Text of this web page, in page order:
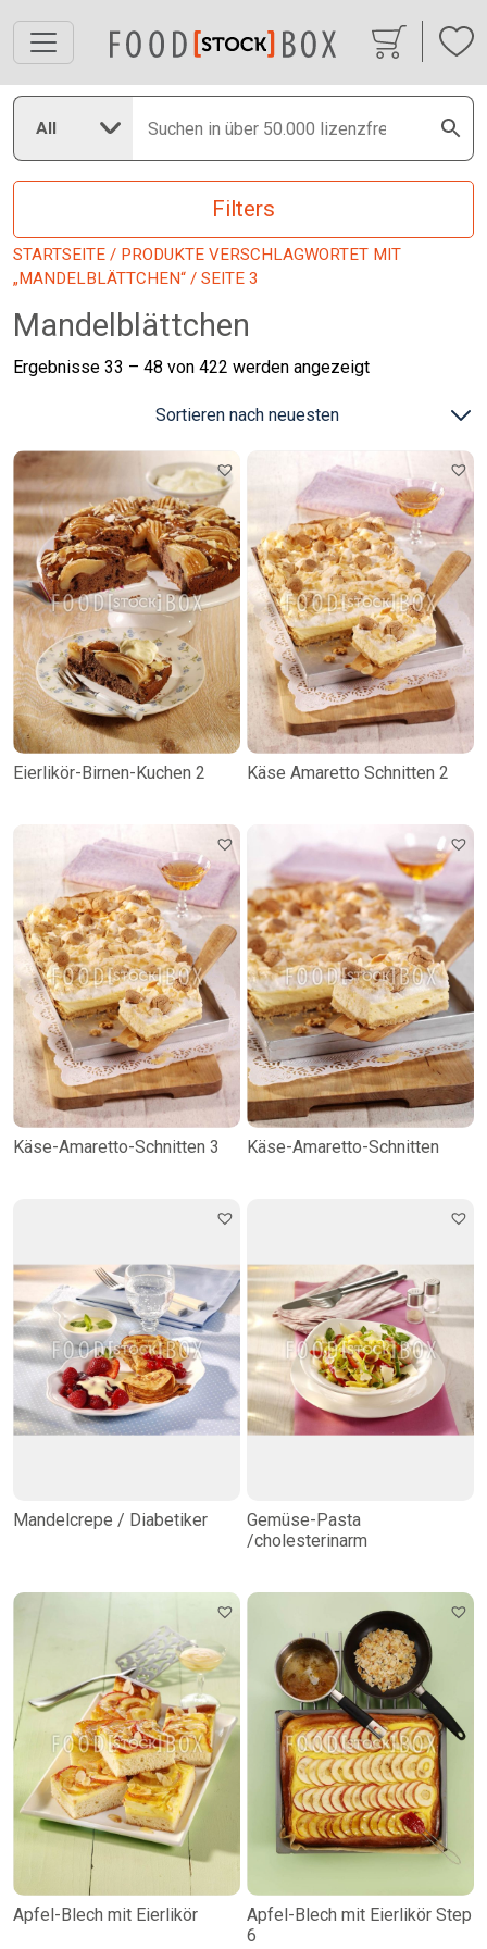
All
Filters
STARTSEITE / PRODUKTE VERSCHLAGWORTET MIT
„MANDELBLÄTTCHEN“ / SEITE 3
Mandelblättchen
Ergebnisse 33 – 48 von 422 werden angezeigtNach
Eierlikör-Birnen-Kuchen 2 Käse Amaretto Schnitten 2
Käse-Amaretto-Schnitten 3 Käse-Amaretto-Schnitten
Mandelcrepe / Diabetiker
Gemüse-Pasta
/cholesterinarm
Apfel-Blech mit Eierlikör
Apfel-Blech mit Eierlikör Step
6